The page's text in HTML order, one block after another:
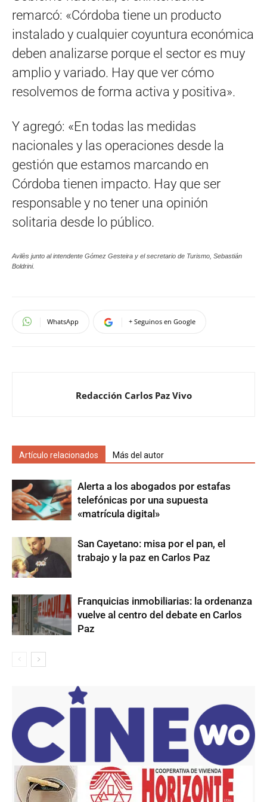
remarcó: «Córdoba tiene un producto
instalado y cualquier coyuntura económica
deben analizarse porque el sector es muy
amplio y variado. Hay que ver cómo
resolvemos de forma activa y positiva».
Y agregó: «En todas las medidas
nacionales y las operaciones desde la
gestión que estamos marcando en
Córdoba tienen impacto. Hay que ser
responsable y no tener una opinión
solitaria desde lo público.
Avilès junto al intendente Gómez Gesteira y el secretario de Turismo, Sebastián
Boldrini.
WhatsApp + Seguinos en Google
Redacción Carlos Paz Vivo
Artículo relacionados Más del autor
Alerta a los abogados por estafas
telefónicas por una supuesta
«matrícula digital»
San Cayetano: misa por el pan, el
trabajo y la paz en Carlos Paz
Franquicias inmobiliarias: la ordenanza
vuelve al centro del debate en Carlos
Paz